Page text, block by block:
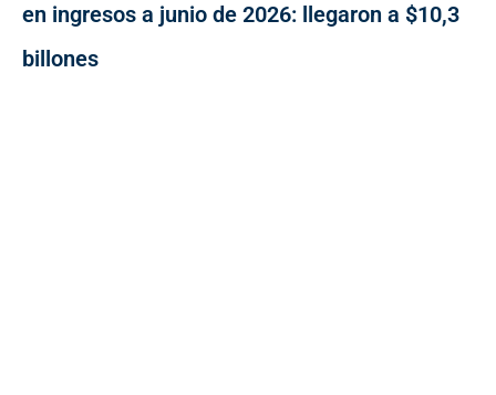
en ingresos a junio de 2026: llegaron a $10,3
billones